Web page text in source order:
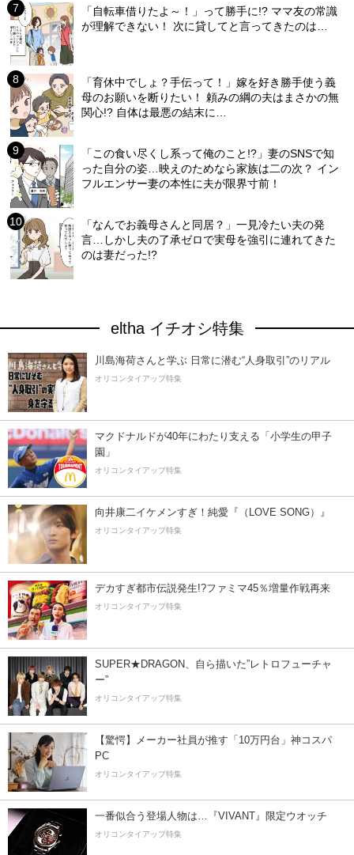
「自転車借りたよ～！」って勝手に!? ママ友の常識
が理解できない！ 次に貸してと言ってきたのは…
「育休中でしょ？手伝って！」嫁を好き勝手使う義
母のお願いを断りたい！ 頼みの綱の夫はまさかの無
関心!? 自体は最悪の結末に…
「この食い尽くし系って俺のこと!?」妻のSNSで知
った自分の姿…映えのためなら家族は二の次？ イン
フルエンサー妻の本性に夫が限界寸前！
「なんでお義母さんと同居？」一見冷たい夫の発
言…しかし夫の了承ゼロで実母を強引に連れてきた
のは妻だった!?
eltha イチオシ特集
川島海荷さんと学ぶ 日常に潜む“人身取引”のリアル
オリコンタイアップ特集
マクドナルドが40年にわたり支える「小学生の甲子
園」
オリコンタイアップ特集
向井康二イケメンすぎ！純愛『（LOVE SONG）』
オリコンタイアップ特集
デカすぎ都市伝説発生!?ファミマ45％増量作戦再来
オリコンタイアップ特集
SUPER★DRAGON、自ら描いた”レトロフューチャ
ー”
オリコンタイアップ特集
【驚愕】メーカー社員が推す「10万円台」神コスパ
PC
オリコンタイアップ特集
一番似合う登場人物は…『VIVANT』限定ウオッチ
オリコンタイアップ特集